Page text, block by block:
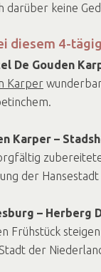
darüber keine
diesem 4-
De Gouden
Karper
Karper –
der
– Herberg
Frühstück
der